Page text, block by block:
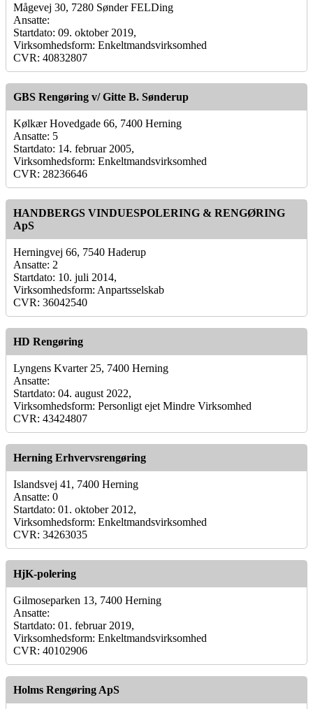
Mågevej 30, 7280 Sønder FELDing
Ansatte:
Startdato: 09. oktober 2019,
Virksomhedsform: Enkeltmandsvirksomhed
CVR: 40832807
GBS Rengøring v/ Gitte B. Sønderup
Kølkær Hovedgade 66, 7400 Herning
Ansatte: 5
Startdato: 14. februar 2005,
Virksomhedsform: Enkeltmandsvirksomhed
CVR: 28236646
HANDBERGS VINDUESPOLERING & RENGØRING
ApS
Herningvej 66, 7540 Haderup
Ansatte: 2
Startdato: 10. juli 2014,
Virksomhedsform: Anpartsselskab
CVR: 36042540
HD Rengøring
Lyngens Kvarter 25, 7400 Herning
Ansatte:
Startdato: 04. august 2022,
Virksomhedsform: Personligt ejet Mindre Virksomhed
CVR: 43424807
Herning Erhvervsrengøring
Islandsvej 41, 7400 Herning
Ansatte: 0
Startdato: 01. oktober 2012,
Virksomhedsform: Enkeltmandsvirksomhed
CVR: 34263035
HjK-polering
Gilmoseparken 13, 7400 Herning
Ansatte:
Startdato: 01. februar 2019,
Virksomhedsform: Enkeltmandsvirksomhed
CVR: 40102906
Holms Rengøring ApS